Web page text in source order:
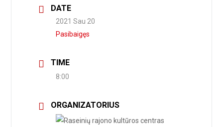
DATE
2021 Sau 20
Pasibaigęs
TIME
8:00
ORGANIZATORIUS